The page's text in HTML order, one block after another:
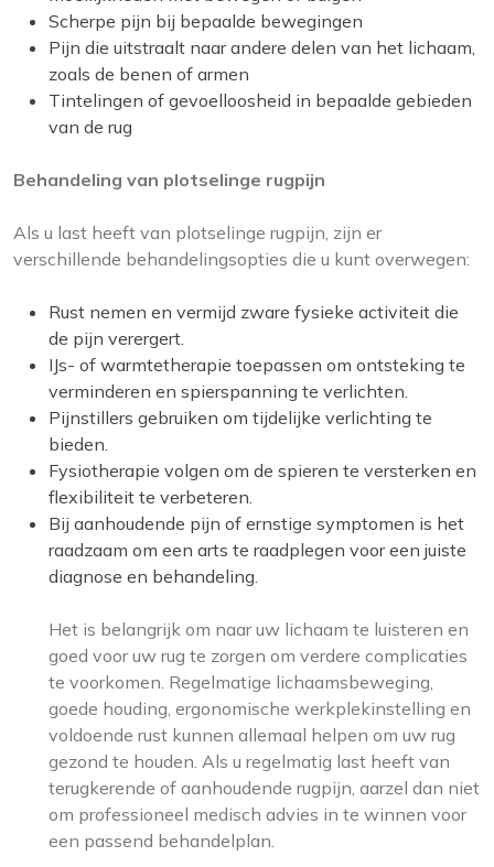
Scherpe pijn bij bepaalde bewegingen
Pijn die uitstraalt naar andere delen van het lichaam,
zoals de benen of armen
Tintelingen of gevoelloosheid in bepaalde gebieden
van de rug
Behandeling van plotselinge rugpijn
Als u last heeft van plotselinge rugpijn, zijn er
verschillende behandelingsopties die u kunt overwegen:
Rust nemen en vermijd zware fysieke activiteit die
de pijn verergert.
IJs- of warmtetherapie toepassen om ontsteking te
verminderen en spierspanning te verlichten.
Pijnstillers gebruiken om tijdelijke verlichting te
bieden.
Fysiotherapie volgen om de spieren te versterken en
flexibiliteit te verbeteren.
Bij aanhoudende pijn of ernstige symptomen is het
raadzaam om een arts te raadplegen voor een juiste
diagnose en behandeling.
Het is belangrijk om naar uw lichaam te luisteren en
goed voor uw rug te zorgen om verdere complicaties
te voorkomen. Regelmatige lichaamsbeweging,
goede houding, ergonomische werkplekinstelling en
voldoende rust kunnen allemaal helpen om uw rug
gezond te houden. Als u regelmatig last heeft van
terugkerende of aanhoudende rugpijn, aarzel dan niet
om professioneel medisch advies in te winnen voor
een passend behandelplan.